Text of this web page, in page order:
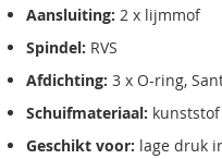
Aansluiting: 2 x lijmmof
Spindel: RVS
Afdichting: 3 x O-ring,
Schuifmateriaal: kunststof
Geschikt voor: lage druk